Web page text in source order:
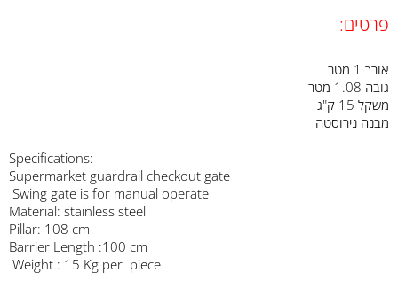
פרטים:
אורך 1 מטר
גובה 1.08 מטר
משקל 15 ק"ג
מבנה נירוסטה
:Specifications
Supermarket guardrail checkout gate
Swing gate is for manual operate
Material: stainless steel
Pillar: 108 cm
Barrier Length :100 cm
Weight : 15 Kg per piece